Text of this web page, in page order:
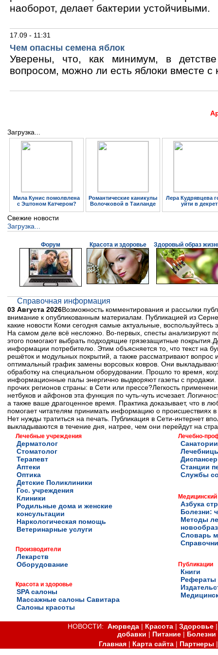
наоборот, делает бактерии устойчивыми.
17.09 - 11:31
Чем опасны семена яблок
Уверены, что, как минимум, в
вопросом, можно ли есть яблоки вместе с
Загрузка...
Мила Кунис помолвлена
с Эштоном Катчером?
Романтические каникулы
Волочковой в Таиланде
Лера Кудрявцева
уйти в декрет
Свежие новости
Загрузка...
Форум Красота и здоровье Здоровый образ
Справочная информация
03 Августа 2026Возможность комментирования и рассылки
внимание к опубликованным материалам. Публикацией из
какие новости Коми сегодня самые актуальные,
На самом деле всё несложно. Во-первых, спесты анализируют
этого помогают выбрать подходящие грязезащитные
информации потребителю. Этим объясняется то, что текст на
решёток и модульных покрытий, а также рассматривают вопрос
оптимальный график замены ворсовых ковров. Они
обработку на специальном оборудовании. Прошло то время,
информационные палы энергично выдворяют газеты с
прочих регионов страны: в Сети или прессе?Легкость
нетбуков и айфонов эта функция по чуть-чуть исчезает.
а также ваше драгоценное время. Практика доказывает, что в
помогает читателям принимать информацию о происшествиях
Нет нужды тратиться на печать. Публикация в Сети-интернет
выкладываются в течение дня, натрее, чем они перейдут на
Лечебные учреждения
Дерматолог
Стоматолог
Терапевт
Аптеки
Оптика
Детские Поликлиники
Гос. учреждения
Клиники
Родильные дома и женские
консультации
Наркологическая помощь
Ветеринарные услуги
Производители
Лекарств
Оборудование
Красота и здоровье
SPA салоны
Массажные салоны Савитара
Салоны красоты
Лечебно-
Станции
Службы
Медицинский
Азбука
Болезни:
Методы
Словарь
Публикации
Книги
Рефераты
НОВОСТИ:Аюрведа | Красота |Здоровье
добавки | Питание| Болезни
Главная| Карта сайта| Партнеры